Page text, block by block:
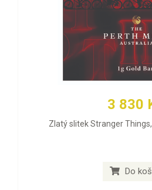
3 830
Zlatý slitek Stranger
Do